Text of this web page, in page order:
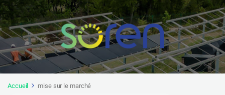
Accueil mise sur le marché